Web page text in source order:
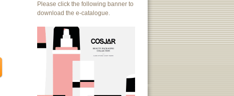
Please click the following banner to
download the e-catalogue.